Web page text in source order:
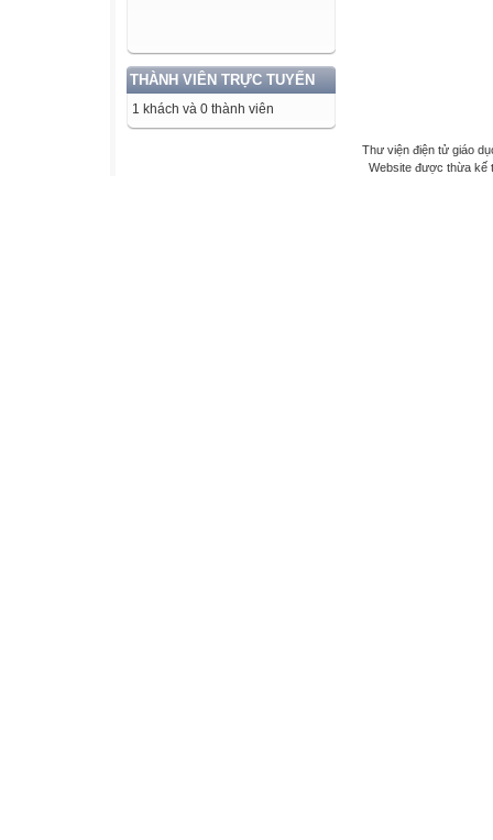
THÀNH VIÊN TRỰC TUYẾN
1 khách và 0 thành viên
Thư viện điện tử giáo
Website được thừa kế